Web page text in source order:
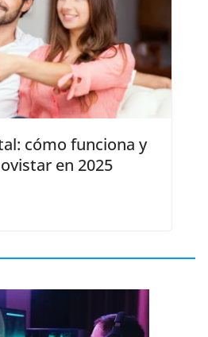
cómo funciona y
en 2025